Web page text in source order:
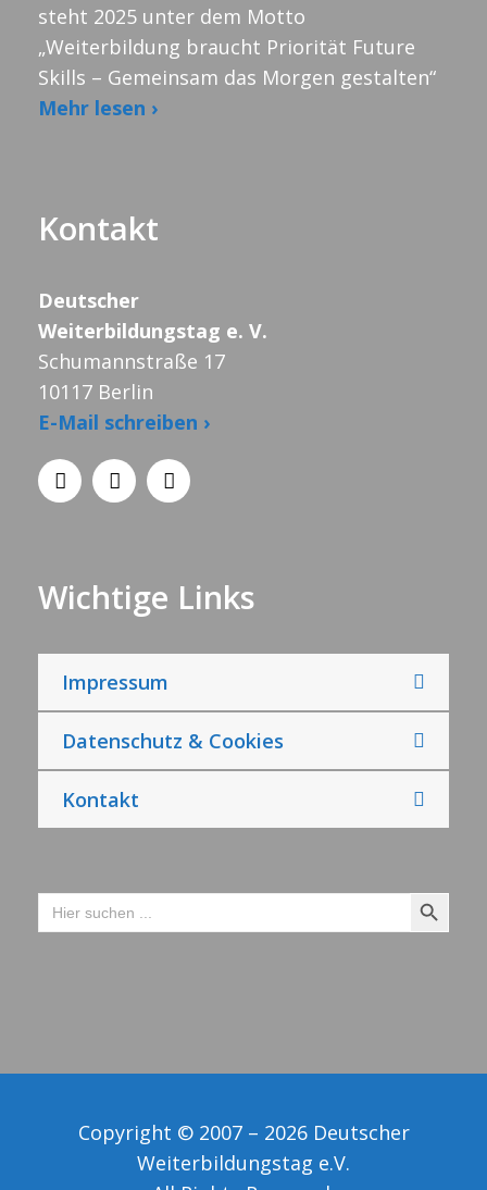
steht 2025 unter dem Motto
„Weiterbildung braucht Priorität Future
Skills – Gemeinsam das Morgen gestalten“
Mehr lesen ›
Kontakt
Deutscher
Weiterbildungstag e. V.
Schumannstraße 17
10117 Berlin
E-Mail schreiben ›
Wichtige Links
Impressum
Datenschutz & Cookies
Kontakt
Search
for:
Search Button
Copyright © 2007 – 2026 Deutscher
Weiterbildungstag e.V.